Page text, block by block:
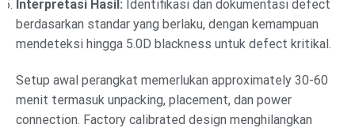
Interpretasi Hasil: Identifikasi dan dokumentasi defect
berdasarkan standar yang berlaku, dengan kemampuan
mendeteksi hingga 5.0D blackness untuk defect kritikal.
Setup awal perangkat memerlukan approximately 30-60
menit termasuk unpacking, placement, dan power
connection. Factory calibrated design menghilangkan